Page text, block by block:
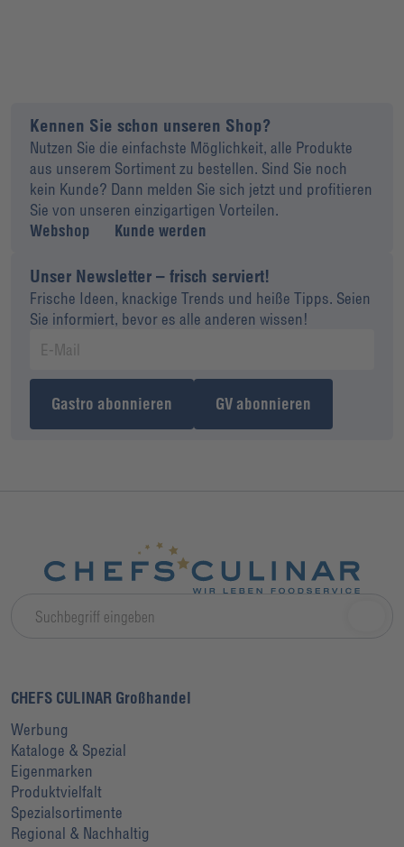
Kennen Sie schon unseren Shop?
Nutzen Sie die einfachste Möglichkeit, alle Produkte
aus unserem Sortiment zu bestellen. Sind Sie noch
kein Kunde? Dann melden Sie sich jetzt und profitieren
Sie von unseren einzigartigen Vorteilen.
Webshop
Kunde werden
Unser Newsletter – frisch serviert!
Frische Ideen, knackige Trends und heiße Tipps. Seien
Sie informiert, bevor es alle anderen wissen!
Gastro abonnieren GV abonnieren
CHEFS CULINAR Großhandel
Werbung
Kataloge & Spezial
Eigenmarken
Produktvielfalt
Spezialsortimente
Regional & Nachhaltig